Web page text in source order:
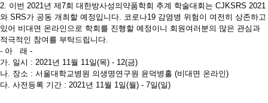
2. 이번 2021년 제7회 대한방사성의약품학회 추계 학술대회는 CJKSRS 2021
와 SRS가 공동 개최할 예정입니다. 코로나19 감염병 위험이 여전히 상존하고
있어 비대면 온라인으로 학회를 진행할 예정이니 회원여러분의 많은 관심과
적극적인 참여를 부탁드립니다.
- 아 래 -
가. 일시 : 2021년 11월 11일(목) - 12(금)
나. 장소 : 서울대학교병원 의생명연구원 윤덕병홀 (비대면 온라인)
다. 사전등록 기간 : 2021년 11월 1일(월) - 7일(일)